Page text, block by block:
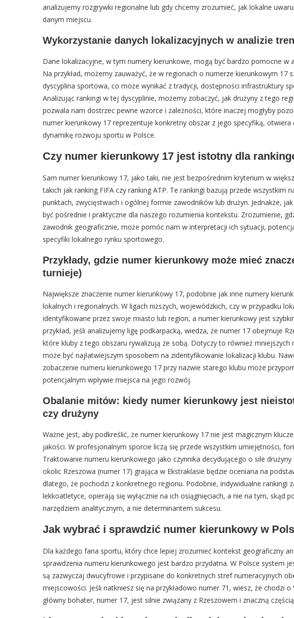
analizujemy rozgrywki regionalne lub gdy chcemy zrozumieć, jak lokalne
danym miejscu.
Wykorzystanie danych lokalizacyjnych w analizie
Dane lokalizacyjne, w tym numery kierunkowe, mogą być bardzo pomocne w
Na przykład, możemy zauważyć, że w regionach o numerze kierunkowym 17
dyscyplina sportowa, co może wynikać z tradycji, dostępności infrastruktury
Analizując rankingi w tej dyscyplinie, możemy zobaczyć, jak drużyny z tego
pozwala nam dostrzec pewne wzorce i zależności, które inaczej mogłyby
numer kierunkowy 17 reprezentuje konkretny obszar z jego specyfiką, otwiera
dynamikę rozwoju sportu w Polsce.
Czy numer kierunkowy 17 jest istotny dla
Sam numer kierunkowy 17, jako taki, nie jest bezpośrednim kryterium w
takich jak ranking FIFA czy ranking ATP. Te rankingi bazują przede wszystkim
punktach, zwycięstwach i ogólnej formie zawodników lub drużyn. Jednakże,
być pośrednie i praktyczne dla naszego rozumienia kontekstu. Zrozumienie,
zawodnik geograficznie, może pomóc nam w interpretacji ich sytuacji,
specyfiki lokalnego rynku sportowego.
Przykłady, gdzie numer kierunkowy może mieć
turnieje)
Największe znaczenie numer kierunkowy 17, podobnie jak inne numery
lokalnych i regionalnych. W ligach niższych, wojewódzkich, czy w przypadku
identyfikowane przez swoje miasto lub region, a numer kierunkowy jest
przykład, jeśli analizujemy ligę podkarpacką, wiedza, że numer 17 obejmuje
które kluby z tego obszaru rywalizują ze sobą. Dotyczy to również
może być najłatwiejszym sposobem na zidentyfikowanie lokalizacji klubu.
zobaczenie numeru kierunkowego 17 przy nazwie starego klubu może
potencjalnym wpływie miejsca na jego rozwój.
Obalanie mitów: kiedy numer kierunkowy jest
czy drużyny
Ważne jest, aby podkreślić, że numer kierunkowy 17 nie jest magicznym
jakości. W profesjonalnym sporcie liczą się przede wszystkim umiejętności,
Traktowanie numeru kierunkowego jako czynnika decydującego o sile drużyny
okolic Rzeszowa (numer 17) grająca w Ekstraklasie będzie oceniana na
dlatego, że pochodzi z konkretnego regionu. Podobnie, indywidualne rankingi
lekkoatletyce, opierają się wyłącznie na ich osiągnięciach, a nie na tym, skąd
narzędziem analitycznym, a nie determinantem sukcesu.
Jak wybrać i sprawdzić numer kierunkowy w
Dla każdego fana sportu, który chce lepiej zrozumieć kontekst geograficzny
sprawdzenia numeru kierunkowego jest bardzo przydatna. W Polsce system
są zazwyczaj dwucyfrowe i przypisane do konkretnych stref numeracyjnych
miejscowości. Jeśli natkniesz się na przykładowo numer 71, wiesz, że chodzi
główny bohater, numer 17, jest silnie związany z Rzeszowem i znaczną